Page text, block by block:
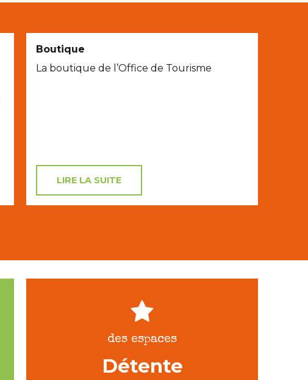
Boutique
La boutique de l’Office de Tourisme
LIRE LA SUITE
des espaces
Détente